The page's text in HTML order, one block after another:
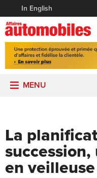
In English
MENU
La
en veilleuse